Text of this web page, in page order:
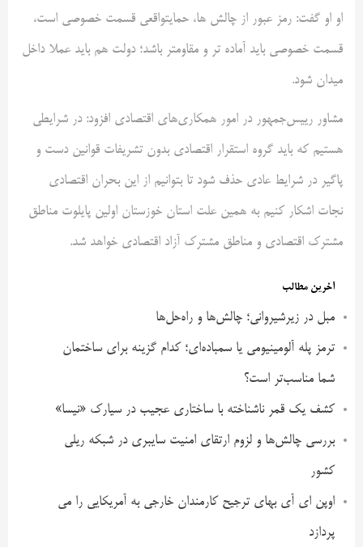
او او گفت: رمز عبور از چالش ها، حمایتواقعی قسمت خصوصی است،
قسمت خصوصی باید آماده تر و مقاومتر باشد؛ دولت هم باید عملا داخل
میدان شود.
مشاور رییس‌جمهور در امور همکاری‌های اقتصادی افزود: در شرایطی
هستیم که باید گروه استقرار اقتصادی بدون تشریفات قوانین دست و
پاگیر در شرایط عادی حذف شود تا بتوانیم از این بحران اقتصادی
نجات اشکار کنیم به همین علت استان خوزستان اولین پایلوت مناطق
مشترک اقتصادی و مناطق مشترک آزاد اقتصادی خواهد شد.
آخرین مطالب
مبل در زیرشیروانی؛ چالش‌ها و راه‌حل‌ها
ترمز پله آلومینیومی یا سمباده‌ای؛ کدام گزینه برای ساختمان
شما مناسب‌تر است؟
کشف یک قمر ناشناخته با ساختاری عجیب در سیارک «نیسا»
بررسی چالش‌ها و لزوم ارتقای امنیت سایبری در شبکه ریلی
کشور
اوپن ای آی بهای ترجیح کارمندان خارجی به آمریکایی را می
پردازد